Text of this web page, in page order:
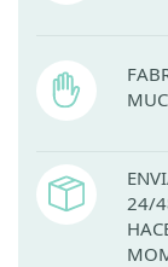
24/